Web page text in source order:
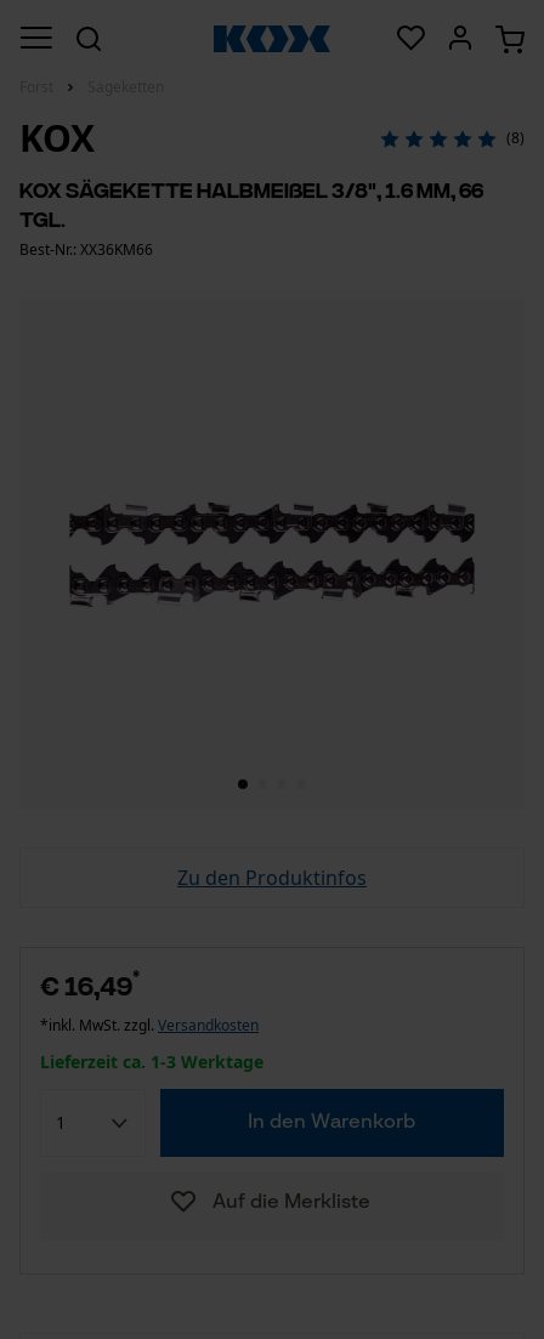
KOX (8)
KOX Sägekette Halbmeißel 3/8", 1.6 mm, 66
Tgl.
Best-Nr.: XX36KM66
Zu den Produktinfos
€ 16,49*
*inkl. MwSt. zzgl. Versandkosten
Lieferzeit ca. 1-3 Werktage
In den Warenkorb
Auf die Merkliste